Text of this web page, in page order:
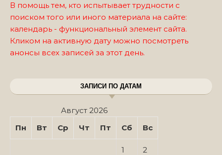
В помощь тем, кто испытывает трудности с
поиском того или иного материала на сайте:
календарь - функциональный элемент сайта.
Кликом на активную дату можно посмотреть
анонсы всех записей за этот день.
ЗАПИСИ ПО ДАТАМ
Август 2026
Пн
Вт Ср Чт Пт Сб Вс
1 2